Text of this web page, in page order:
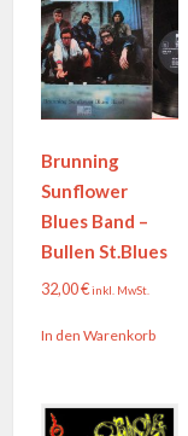
Brunning
Sunflower
Blues Band –
Bullen St.Blues
32,00€inkl. MwSt.
In den Warenkorb